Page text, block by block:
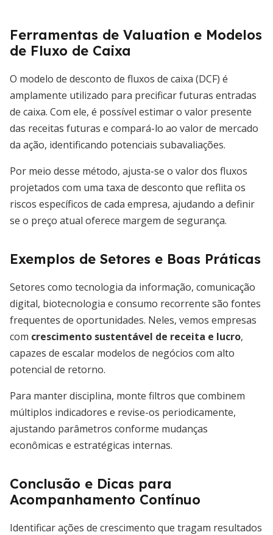
Ferramentas de Valuation e Modelos
de Fluxo de Caixa
O modelo de desconto de fluxos de caixa (DCF) é
amplamente utilizado para precificar futuras entradas
de caixa. Com ele, é possível estimar o valor presente
das receitas futuras e compará-lo ao valor de mercado
da ação, identificando potenciais subavaliações.
Por meio desse método, ajusta-se o valor dos fluxos
projetados com uma taxa de desconto que reflita os
riscos específicos de cada empresa, ajudando a definir
se o preço atual oferece margem de segurança.
Exemplos de Setores e Boas Práticas
Setores como tecnologia da informação, comunicação
digital, biotecnologia e consumo recorrente são fontes
frequentes de oportunidades. Neles, vemos empresas
com crescimento sustentável de receita e lucro,
capazes de escalar modelos de negócios com alto
potencial de retorno.
Para manter disciplina, monte filtros que combinem
múltiplos indicadores e revise-os periodicamente,
ajustando parâmetros conforme mudanças
econômicas e estratégicas internas.
Conclusão e Dicas para
Acompanhamento Contínuo
Identificar ações de crescimento que tragam resultados